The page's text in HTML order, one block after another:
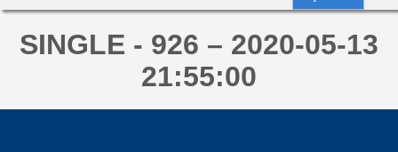
SINGLE - 926 – 2020-05-13
21:55:00